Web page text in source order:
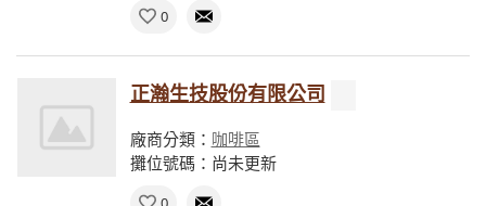
0
正瀚生技股份有限公司
廠商分類： 咖啡區
攤位號碼：尚未更新